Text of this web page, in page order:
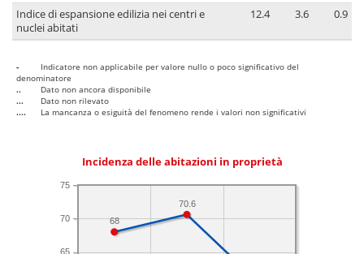
Indice di espansione edilizia nei centri e
nuclei abitati
12.4 3.6 0.9
-
Indicatore non applicabile per valore nullo o poco significativo del
denominatore
..
Dato non ancora disponibile
...
Dato non rilevato
....
La mancanza o esiguità del fenomeno rende i valori non significativi
Incidenza delle abitazioni in proprietà
65
70
75
70.6
68